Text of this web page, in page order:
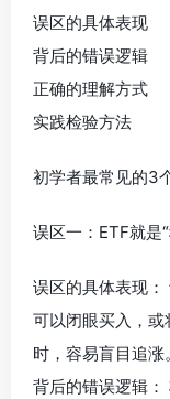
误区的具体表现
背后的错误逻辑
正确的理解方式
实践检验方法
初学者最常见的3
误区一：ETF就是
误区的具体表现：
可以闭眼买入，
时，容易盲目追涨。
背后的错误逻辑：